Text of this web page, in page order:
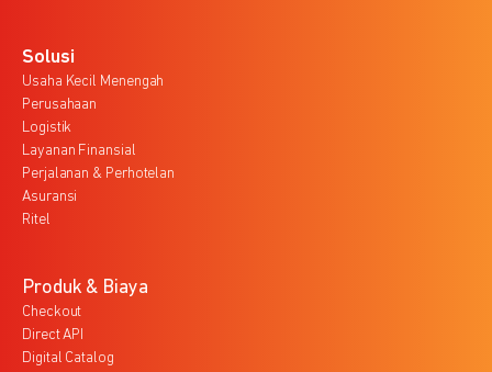
Solusi
Usaha Kecil Menengah
Perusahaan
Logistik
Layanan Finansial
Perjalanan & Perhotelan
Asuransi
Ritel
Produk & Biaya
Checkout
Direct API
Digital Catalog